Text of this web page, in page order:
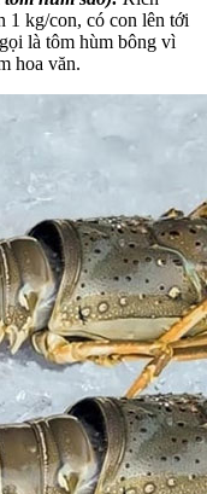
1 kg/con, có con lên tới
là tôm hùm bông vì
hoa văn.